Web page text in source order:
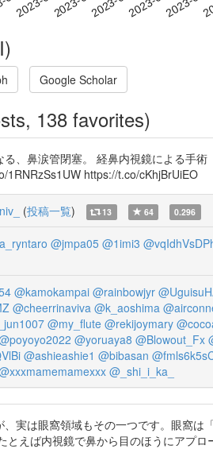
Google Scholar
138 favorites)
、鼻涙管閉塞。 経鼻内視鏡による手
1RNRzSs1UW https://t.co/cKhjBrUiEO
(投稿一覧) 13 64 0.296
@jmpa05 @1imi3
@kamokampai @rainbowjyr
@cheerrinaviva @k_aoshima
@my_flute @rekijoymary
@yoruaya8 @Blowout_Fx
@ashieashie1 @bibasan
@_shi_i_ka_
実は眼窩領域もその一つです。眼窩
とえば内視鏡で鼻から目のほうにアプ